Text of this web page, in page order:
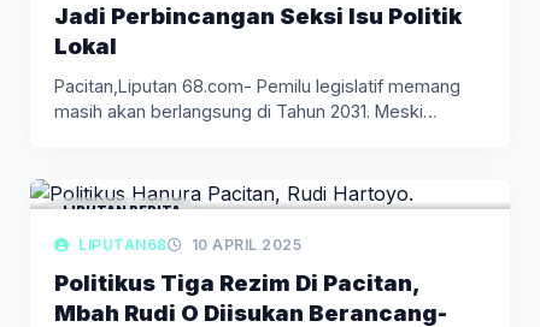
Jadi Perbincangan Seksi Isu Politik
Lokal
Pacitan,Liputan 68.com- Pemilu legislatif memang
masih akan berlangsung di Tahun 2031. Meski…
LIPUTAN BERITA
LIPUTAN68 10 APRIL 2025
Politikus Tiga Rezim Di Pacitan,
Mbah Rudi O Diisukan Berancang-